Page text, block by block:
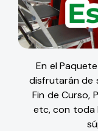
En el
disfrutarán de
Fin de Curso,
etc, con toda